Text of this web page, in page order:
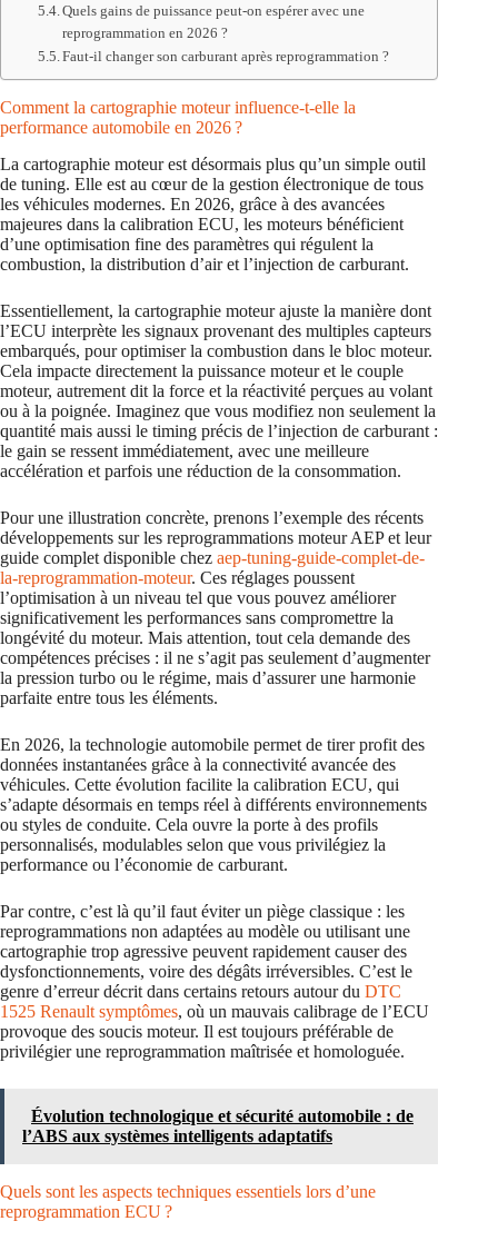
Quels gains de puissance peut-on espérer avec une
reprogrammation en 2026 ?
Faut-il changer son carburant après reprogrammation ?
Comment la cartographie moteur influence-t-elle la
performance automobile en 2026 ?
La cartographie moteur est désormais plus qu’un simple outil
de tuning. Elle est au cœur de la gestion électronique de tous
les véhicules modernes. En 2026, grâce à des avancées
majeures dans la calibration ECU, les moteurs bénéficient
d’une optimisation fine des paramètres qui régulent la
combustion, la distribution d’air et l’injection de carburant.
Essentiellement, la cartographie moteur ajuste la manière dont
l’ECU interprète les signaux provenant des multiples capteurs
embarqués, pour optimiser la combustion dans le bloc moteur.
Cela impacte directement la puissance moteur et le couple
moteur, autrement dit la force et la réactivité perçues au volant
ou à la poignée. Imaginez que vous modifiez non seulement la
quantité mais aussi le timing précis de l’injection de carburant :
le gain se ressent immédiatement, avec une meilleure
accélération et parfois une réduction de la consommation.
Pour une illustration concrète, prenons l’exemple des récents
développements sur les reprogrammations moteur AEP et leur
guide complet disponible chez aep-tuning-guide-complet-de-
la-reprogrammation-moteur. Ces réglages poussent
l’optimisation à un niveau tel que vous pouvez améliorer
significativement les performances sans compromettre la
longévité du moteur. Mais attention, tout cela demande des
compétences précises : il ne s’agit pas seulement d’augmenter
la pression turbo ou le régime, mais d’assurer une harmonie
parfaite entre tous les éléments.
En 2026, la technologie automobile permet de tirer profit des
données instantanées grâce à la connectivité avancée des
véhicules. Cette évolution facilite la calibration ECU, qui
s’adapte désormais en temps réel à différents environnements
ou styles de conduite. Cela ouvre la porte à des profils
personnalisés, modulables selon que vous privilégiez la
performance ou l’économie de carburant.
Par contre, c’est là qu’il faut éviter un piège classique : les
reprogrammations non adaptées au modèle ou utilisant une
cartographie trop agressive peuvent rapidement causer des
dysfonctionnements, voire des dégâts irréversibles. C’est le
genre d’erreur décrit dans certains retours autour du DTC
1525 Renault symptômes, où un mauvais calibrage de l’ECU
provoque des soucis moteur. Il est toujours préférable de
privilégier une reprogrammation maîtrisée et homologuée.
Évolution technologique et sécurité automobile : de
l’ABS aux systèmes intelligents adaptatifs
Quels sont les aspects techniques essentiels lors d’une
reprogrammation ECU ?